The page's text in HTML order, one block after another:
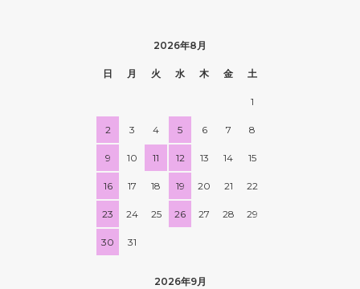
2026年8月
日 月 火 水 木 金 土
1
2 3 4 5 6 7 8
9 10 11 12 13 14 15
16 17 18 19 20 21 22
23 24 25 26 27 28 29
30 31
2026年9月